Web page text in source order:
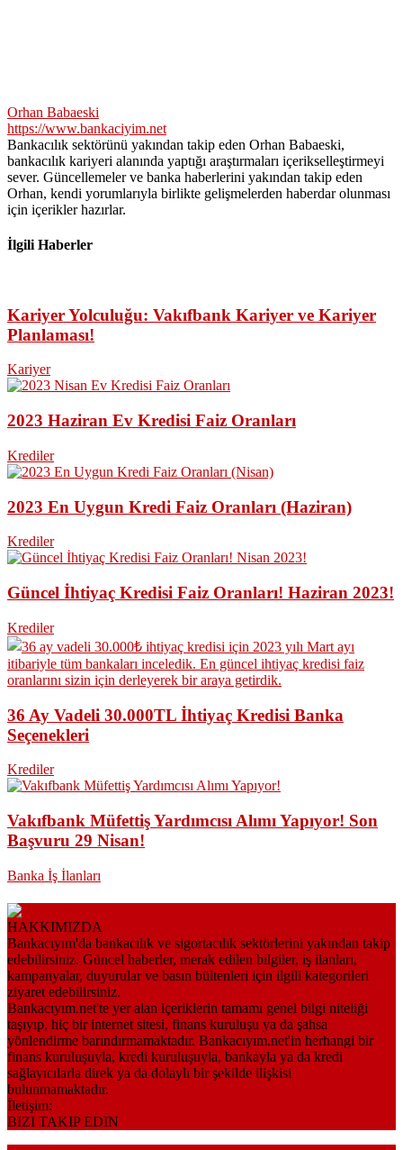
Orhan Babaeski
https://www.bankaciyim.net
Bankacılık sektörünü yakından takip eden Orhan Babaeski,
bankacılık kariyeri alanında yaptığı araştırmaları içerikselleştirmeyi
sever. Güncellemeler ve banka haberlerini yakından takip eden
Orhan, kendi yorumlarıyla birlikte gelişmelerden haberdar olunması
için içerikler hazırlar.
İlgili Haberler
Kariyer Yolculuğu: Vakıfbank Kariyer ve Kariyer
Planlaması!
Kariyer
2023 Haziran Ev Kredisi Faiz Oranları
Krediler
2023 En Uygun Kredi Faiz Oranları (Haziran)
Krediler
Güncel İhtiyaç Kredisi Faiz Oranları! Haziran 2023!
Krediler
36 Ay Vadeli 30.000TL İhtiyaç Kredisi Banka
Seçenekleri
Krediler
Vakıfbank Müfettiş Yardımcısı Alımı Yapıyor! Son
Başvuru 29 Nisan!
Banka İş İlanları
HAKKIMIZDA
Bankacıyım'da bankacılık ve sigortacılık sektörlerini yakından takip
edebilirsiniz. Güncel haberler, merak edilen bilgiler, iş ilanları,
kampanyalar, duyurular ve basın bültenleri için ilgili kategorileri
ziyaret edebilirsiniz.
Bankacıyım.net'te yer alan içeriklerin tamamı genel bilgi niteliği
taşıyıp, hiç bir internet sitesi, finans kuruluşu ya da şahsa
yönlendirme barındırmamaktadır. Bankacıyım.net'in herhangi bir
finans kuruluşuyla, kredi kuruluşuyla, bankayla ya da kredi
sağlayıcılarla direk ya da dolaylı bir şekilde ilişkisi
bulunmamaktadır.
İletişim:
BIZI TAKIP EDIN